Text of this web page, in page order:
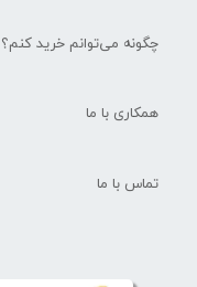
چگونه می‌توانم خرید کنم؟
همکاری با ما
تماس با ما